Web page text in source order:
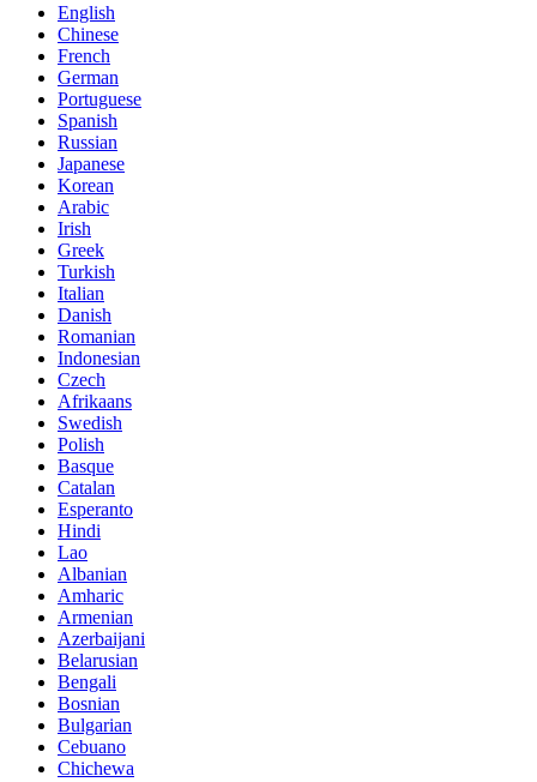
English
Chinese
French
German
Portuguese
Spanish
Russian
Japanese
Korean
Arabic
Irish
Greek
Turkish
Italian
Danish
Romanian
Indonesian
Czech
Afrikaans
Swedish
Polish
Basque
Catalan
Esperanto
Hindi
Lao
Albanian
Amharic
Armenian
Azerbaijani
Belarusian
Bengali
Bosnian
Bulgarian
Cebuano
Chichewa